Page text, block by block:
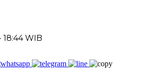
18:44 WIB